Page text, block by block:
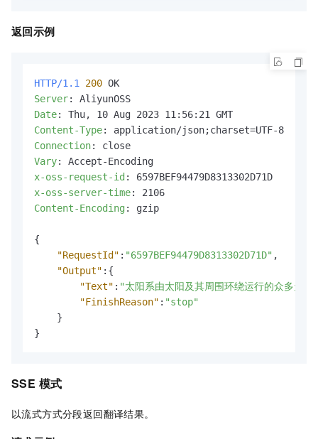
返回示例
HTTP/1.1 200
Server:
Date:
Content-Type:
Connection:
Vary:
x-oss-request-id :
x-oss-server-time:
Content-Encoding : gzip
{
"RequestId" : "6597BEF94479D8313302D71D" ,
"Output" : {
"Text" : "太阳系由太阳及其周围环绕运行的众多天
"FinishReason" : "stop"
}
}
SSE 模式
以流式方式分段返回翻译结果。